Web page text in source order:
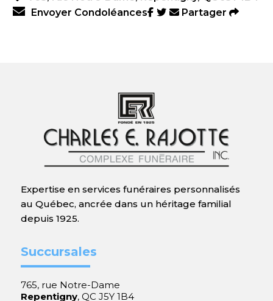
Envoyer Condoléances
Partager
Expertise en services funéraires personnalisés
au Québec, ancrée dans un héritage familial
depuis 1925.
Succursales
765, rue Notre-Dame
Repentigny, QC J5Y 1B4